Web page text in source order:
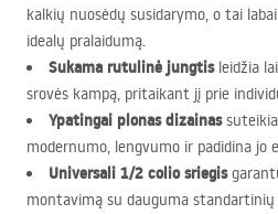
kalkių nuosėdų susidarymo, o tai
idealų pralaidumą.
Sukama rutulinė jungtisleidžia
srovės kampą, pritaikant jį prie
Ypatingai plonas dizainas
modernumo, lengvumo ir padidina jo
Universali 1/2 colio sriegis
montavimą su dauguma